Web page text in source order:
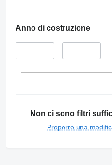
Anno di costruzione
–
Non ci sono filtri
Proporre una